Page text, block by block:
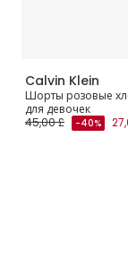
Calvin Klein
Шорты розовые
для девочек
45,00 £
-40%